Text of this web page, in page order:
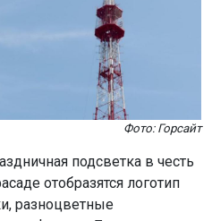
подсветка в честь
отобразятся логотип
разноцветные
фигуры. Бегущая строка
и слоганы компании.
указом президента
98,6% населения
к 20 телеканалам и трём